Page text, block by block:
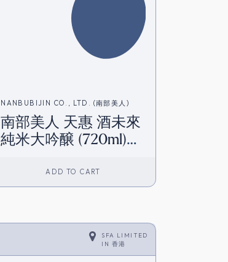
NANBUBIJIN CO., LTD. (南部美人)
南部美人 天惠 酒未來
純米大吟醸 (720ml)
ADD TO CART
SFA LIMITED
IN 香港